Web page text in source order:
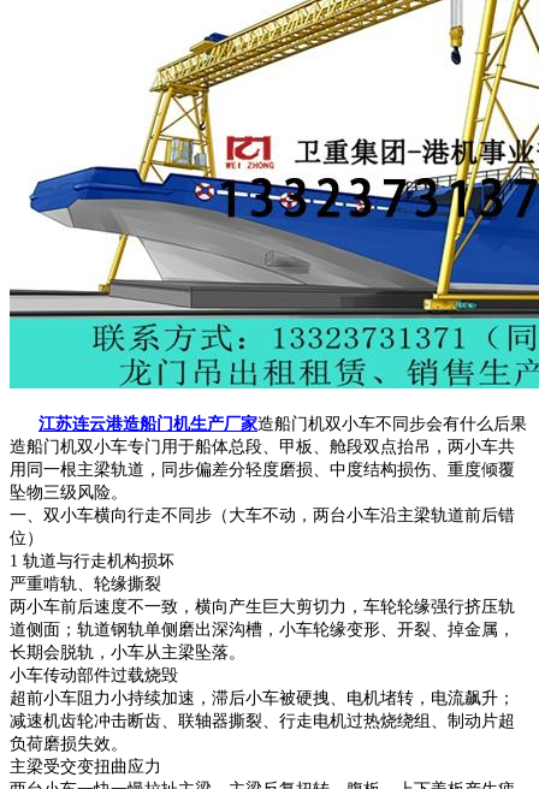
江苏连云港造船门机生产厂家造船门机双小车不同步会有什么后果
造船门机双小车专门用于船体总段、甲板、舱段双点抬吊，两小车共
用同一根主梁轨道，同步偏差分轻度磨损、中度结构损伤、重度倾覆
坠物三级风险。
一、双小车横向行走不同步（大车不动，两台小车沿主梁轨道前后错
位）
1 轨道与行走机构损坏
严重啃轨、轮缘撕裂
两小车前后速度不一致，横向产生巨大剪切力，车轮轮缘强行挤压轨
道侧面；轨道钢轨单侧磨出深沟槽，小车轮缘变形、开裂、掉金属，
长期会脱轨，小车从主梁坠落。
小车传动部件过载烧毁
超前小车阻力小持续加速，滞后小车被硬拽、电机堵转，电流飙升；
减速机齿轮冲击断齿、联轴器撕裂、行走电机过热烧绕组、制动片超
负荷磨损失效。
主梁受交变扭曲应力